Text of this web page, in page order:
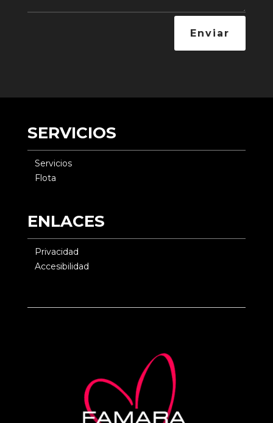
Enviar
SERVICIOS
Servicios
Flota
ENLACES
Privacidad
Accesibilidad